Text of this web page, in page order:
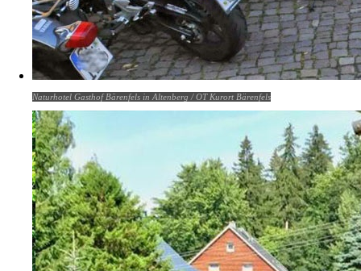
Naturhotel Gasthof Bärenfels in Altenberg / OT Kurort Bärenfels